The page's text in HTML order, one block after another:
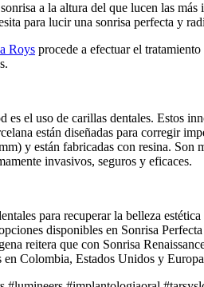
a la altura del que lucen las
para lucir una sonrisa perfecta y
Roys procede a efectuar el
el uso de carillas dentales. Estos
están diseñadas para corregir
y están fabricadas con resina.
invasivos, seguros y eficaces.
para recuperar la belleza
disponibles en Sonrisa
reitera que con Sonrisa
Colombia, Estados Unidos y